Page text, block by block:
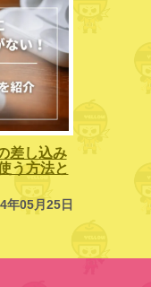
差し込み
う方法と
年05月25日